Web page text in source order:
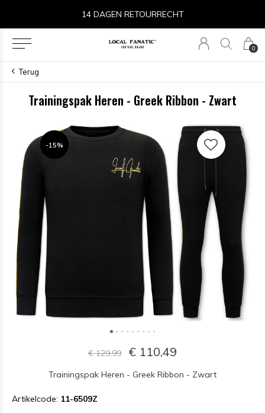
0
14 DAGEN RETOURRECHT
Terug
Trainingspak Heren - Greek Ribbon - Zwart
-15%
-15%
€ 129,99 € 110,49
Trainingspak Heren - Greek Ribbon - Zwart
Artikelcode: 11-6509Z